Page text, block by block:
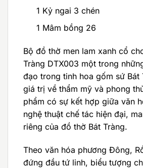
1 Kỷ ngai 3 chén
1 Mâm bồng 26
Bộ đồ thờ men lam xanh cổ
Tràng DTX003 một trong
đạo trong tinh hoa gốm sứ Bát
giá trị về thẩm mỹ và phong
phẩm có sự kết hợp giữa văn
nghệ thuật chế tác hiện đại,
riêng của đồ thờ Bát Tràng.
Theo văn hóa phương Đông,
đứng đầu tứ linh, biểu tượng